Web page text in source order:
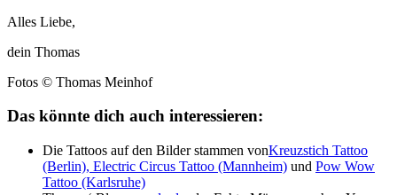
Alles Liebe,
dein Thomas
Fotos © Thomas Meinhof
Das könnte dich auch interessieren:
Die Tattoos auf den Bilder stammen vonKreuzstich Tattoo
(Berlin), Electric Circus Tattoo (Mannheim) und Pow Wow
Tattoo (Karlsruhe)